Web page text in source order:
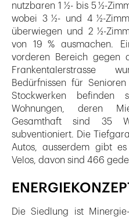
nutzbaren 1 ½- bis 5 ½-
wobei 3 ½- und 4 ½-
überwiegen und 2 ½-
von 19 % ausmachen.
vorderen Bereich gegen
Frankentalerstrasse
Bedürfnissen für
Stockwerken befinden
Wohnungen, deren
Gesamthaft sind 35
subventioniert. Die
Autos, ausserdem gibt
Velos, davon sind 466
Die Siedlung ist